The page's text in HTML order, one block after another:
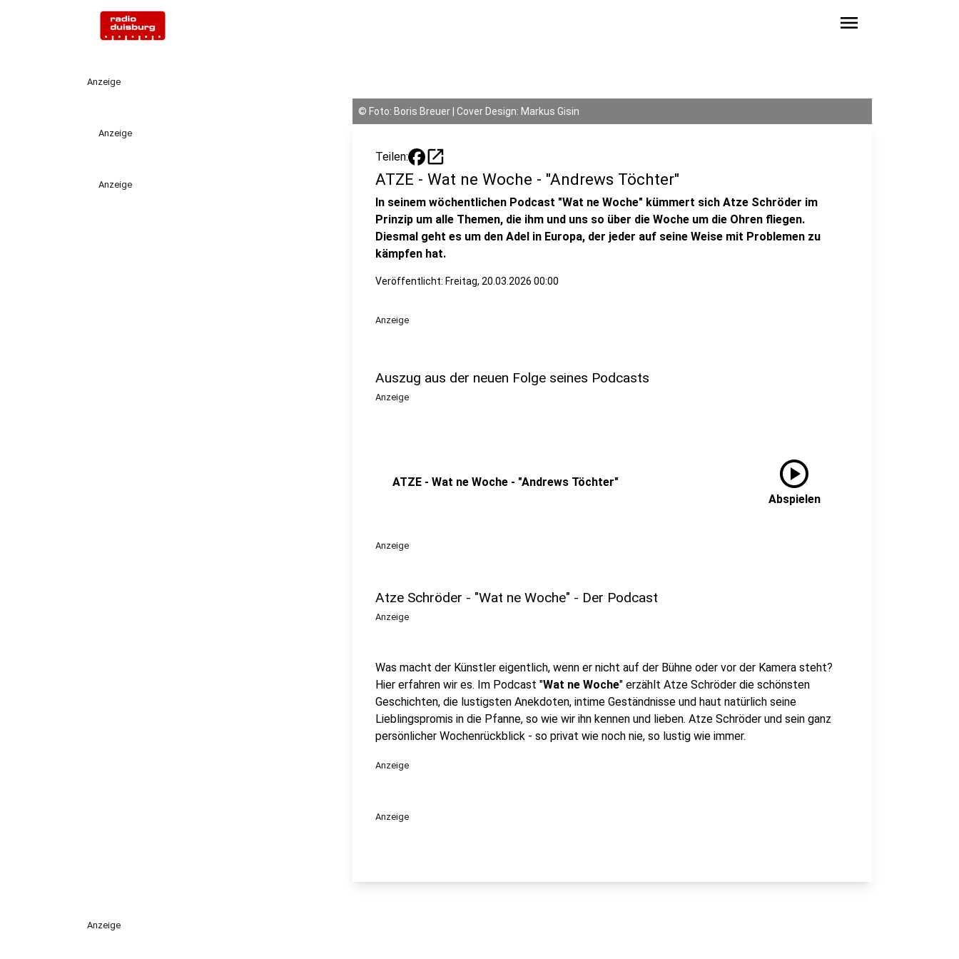
menu
Anzeige
Anzeige
Anzeige
© Foto: Boris Breuer | Cover Design: Markus Gisin
Teilen: open_in_new
ATZE - Wat ne Woche - "Andrews Töchter"
In seinem wöchentlichen Podcast "Wat ne Woche" kümmert sich Atze Schröder im
Prinzip um alle Themen, die ihm und uns so über die Woche um die Ohren fliegen.
Diesmal geht es um den Adel in Europa, der jeder auf seine Weise mit Problemen zu
kämpfen hat.
Veröffentlicht: Freitag, 20.03.2026 00:00
Anzeige
Auszug aus der neuen Folge seines Podcasts
Anzeige
ATZE - Wat ne Woche - "Andrews Töchter" play_circle
Abspielen
Anzeige
Atze Schröder - "Wat ne Woche" - Der Podcast
Anzeige
Was macht der Künstler eigentlich, wenn er nicht auf der Bühne oder vor der Kamera steht?
Hier erfahren wir es. Im Podcast "Wat ne Woche" erzählt Atze Schröder die schönsten
Geschichten, die lustigsten Anekdoten, intime Geständnisse und haut natürlich seine
Lieblingspromis in die Pfanne, so wie wir ihn kennen und lieben. Atze Schröder und sein ganz
persönlicher Wochenrückblick - so privat wie noch nie, so lustig wie immer.
Anzeige
Anzeige
Anzeige